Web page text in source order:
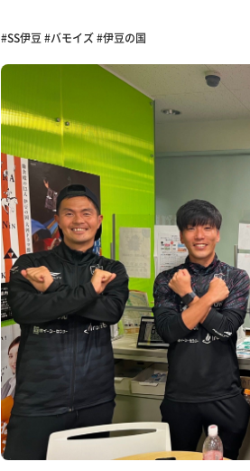
#SS伊豆 #バモイズ #伊豆の国